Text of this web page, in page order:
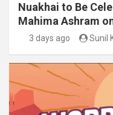
Nuakhai to Be
Mahima Ashram
3 days ago Sunil